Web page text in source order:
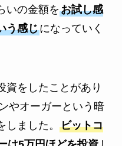
いの金額をお試し感
う感じになっていく
資をしたことがあり
やオーガーという暗
ました。 ビットコ